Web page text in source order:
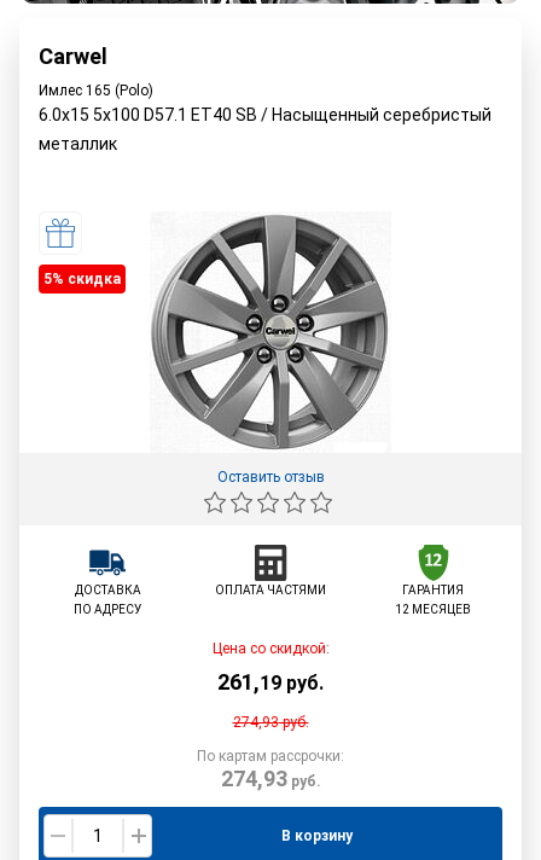
Carwel
Имлес 165 (Polo)
6.0x15 5x100 D57.1 ET40 SB / Насыщенный серебристый
металлик
5% cкидка
Оставить отзыв
ДОСТАВКА
ПО АДРЕСУ
ОПЛАТА ЧАСТЯМИ
ГАРАНТИЯ
12 МЕСЯЦЕВ
Цена со скидкой:
261,19 руб.
274,93руб.
По картам рассрочки:
274,93руб.
В корзину